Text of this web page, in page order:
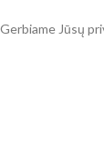
Gerbiame Jūsų